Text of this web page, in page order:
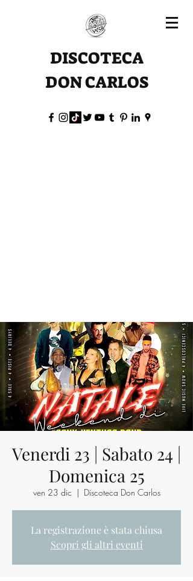
DISCOTECA
DON CARLOS
Venerdi 23 | Sabato 24 |
Domenica 25
ven 23 dic
  |
Discoteca Don Carlos
La registrazione è stata chiusa
Scopri gli altri eventi